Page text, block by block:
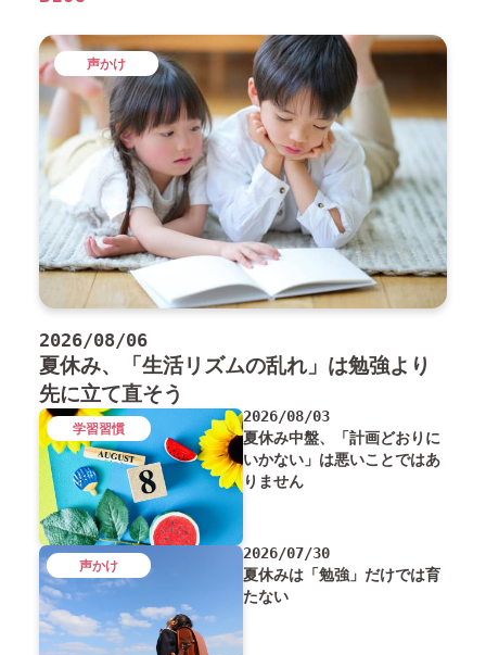
2026/08/06
夏休み、「生活リズムの乱れ」は勉強より
先に立て直そう
声かけ
2026/08/03
夏休み中盤、「計画どおりに
いかない」は悪いことではあ
りません
学習習慣
2026/07/30
夏休みは「勉強」だけでは育
たない
声かけ